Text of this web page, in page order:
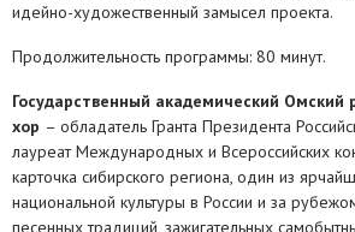
идейно-художественный замысел проекта.
Продолжительность программы: 80 минут.
Государственный академический Омский
хор – обладатель Гранта Президента
лауреат Международных и Всероссийских
карточка сибирского региона, один из
национальной культуры в России и за
песенных традиций, зажигательных